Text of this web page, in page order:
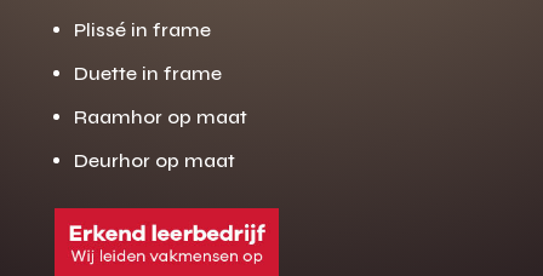
Plissé in frame
Duette in frame
Raamhor op maat
Deurhor op maat